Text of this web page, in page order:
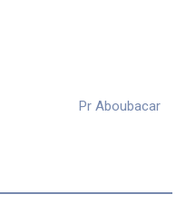
Pr Aboubacar